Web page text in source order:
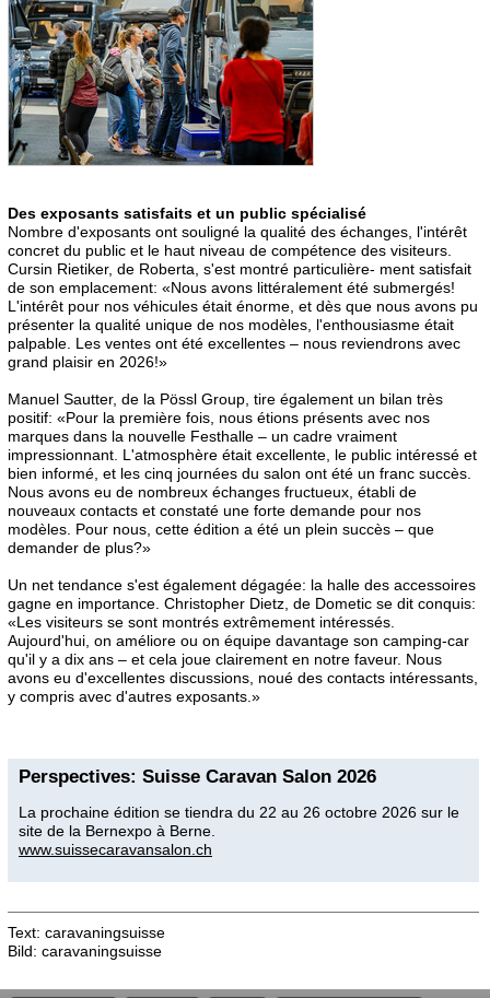
Des exposants satisfaits et un public spécialisé
Nombre d'exposants ont souligné la qualité des échanges, l'intérêt
concret du public et le haut niveau de compétence des visiteurs.
Cursin Rietiker, de Roberta, s'est montré particulière- ment satisfait
de son emplacement: «Nous avons littéralement été submergés!
L'intérêt pour nos véhicules était énorme, et dès que nous avons pu
présenter la qualité unique de nos modèles, l'enthousiasme était
palpable. Les ventes ont été excellentes – nous reviendrons avec
grand plaisir en 2026!»
Manuel Sautter, de la Pössl Group, tire également un bilan très
positif: «Pour la première fois, nous étions présents avec nos
marques dans la nouvelle Festhalle – un cadre vraiment
impressionnant. L'atmosphère était excellente, le public intéressé et
bien informé, et les cinq journées du salon ont été un franc succès.
Nous avons eu de nombreux échanges fructueux, établi de
nouveaux contacts et constaté une forte demande pour nos
modèles. Pour nous, cette édition a été un plein succès – que
demander de plus?»
Un net tendance s'est également dégagée: la halle des accessoires
gagne en importance. Christopher Dietz, de Dometic se dit conquis:
«Les visiteurs se sont montrés extrêmement intéressés.
Aujourd'hui, on améliore ou on équipe davantage son camping-car
qu'il y a dix ans – et cela joue clairement en notre faveur. Nous
avons eu d'excellentes discussions, noué des contacts intéressants,
y compris avec d'autres exposants.»
Perspectives: Suisse Caravan Salon 2026
La prochaine édition se tiendra du 22 au 26 octobre 2026 sur le
site de la Bernexpo à Berne.
www.suissecaravansalon.ch
Text: caravaningsuisse
Bild: caravaningsuisse